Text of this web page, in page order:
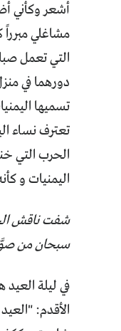
أشعر وكأني
مشاغلي
التي تعمل
دورهما في
تسميها
تعترف نساء
الحرب التي
اليمنيات و
شفت ناقش
سبحان من
في ليلة
الأقدم: